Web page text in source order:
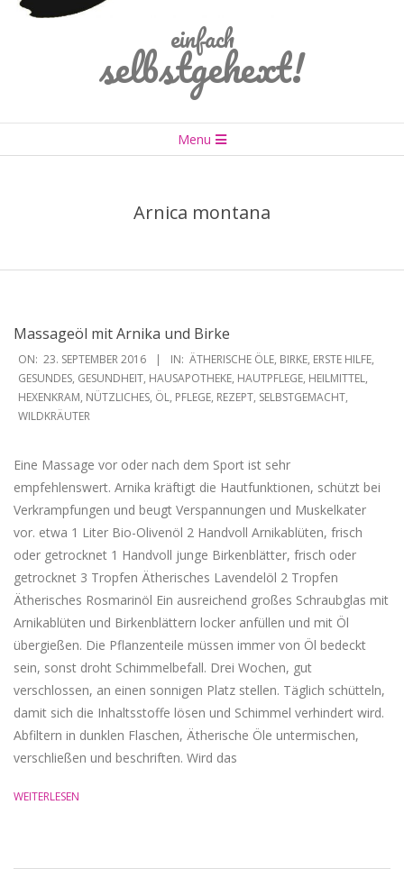
einfach
selbstgehext!
Navigation
Menu
Arnica montana
Massageöl mit Arnika und Birke
2016-
09-
23
ON: 23. SEPTEMBER 2016 IN: ÄTHERISCHE ÖLE, BIRKE, ERSTE HILFE,
GESUNDES, GESUNDHEIT, HAUSAPOTHEKE, HAUTPFLEGE, HEILMITTEL,
HEXENKRAM, NÜTZLICHES, ÖL, PFLEGE, REZEPT, SELBSTGEMACHT,
WILDKRÄUTER
Eine Massage vor oder nach dem Sport ist sehr
empfehlenswert. Arnika kräftigt die Hautfunktionen, schützt bei
Verkrampfungen und beugt Verspannungen und Muskelkater
vor. etwa 1 Liter Bio-Olivenöl 2 Handvoll Arnikablüten, frisch
oder getrocknet 1 Handvoll junge Birkenblätter, frisch oder
getrocknet 3 Tropfen Ätherisches Lavendelöl 2 Tropfen
Ätherisches Rosmarinöl Ein ausreichend großes Schraubglas mit
Arnikablüten und Birkenblättern locker anfüllen und mit Öl
übergießen. Die Pflanzenteile müssen immer von Öl bedeckt
sein, sonst droht Schimmelbefall. Drei Wochen, gut
verschlossen, an einen sonnigen Platz stellen. Täglich schütteln,
damit sich die Inhaltsstoffe lösen und Schimmel verhindert wird.
Abfiltern in dunklen Flaschen, Ätherische Öle untermischen,
verschließen und beschriften. Wird das
WEITERLESEN